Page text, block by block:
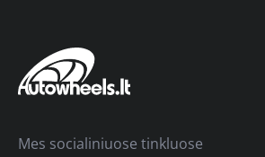
Mes socialiniuose tinkluose